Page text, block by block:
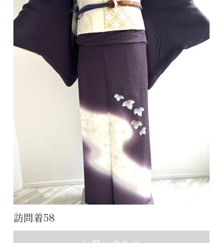
お宮参り・産着
七五三ヘアスタイル
黒留袖カタログ
色留袖カタログ
二尺袖・卒業袴カタログ
アクセス/お問合せ
公式LINE追加
よくあるご質問
レンタルスペース浦安
訪問着58